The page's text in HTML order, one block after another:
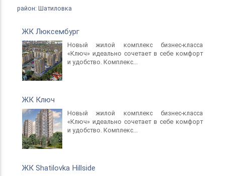
район: Шатиловка
ЖК Люксембург
Новый жилой комплекс бизнес-класса
«Ключ» идеально сочетает в себе комфорт
и удобство. Комплекс...
ЖК Ключ
Новый жилой комплекс бизнес-класса
«Ключ» идеально сочетает в себе комфорт
и удобство. Комплекс...
ЖК Shatilovka Hillside